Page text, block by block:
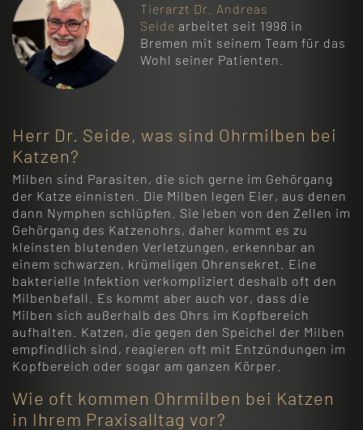
Tierarzt Dr. Andreas
Seide arbeitet seit 1998 in
Bremen mit seinem Team für das
Wohl seiner Patienten.
Herr Dr. Seide, was sind Ohrmilben bei
Katzen?
Milben sind Parasiten, die sich gerne im Gehörgang
der Katze einnisten. Die Milben legen Eier, aus denen
dann Nymphen schlüpfen. Sie leben von den Zellen im
Gehörgang des Katzenohrs, daher kommt es zu
kleinsten blutenden Verletzungen, erkennbar an
einem schwarzen, krümeligen Ohrensekret. Eine
bakterielle Infektion verkompliziert deshalb oft den
Milbenbefall. Es kommt aber auch vor, dass die
Milben sich außerhalb des Ohrs im Kopfbereich
aufhalten. Katzen, die gegen den Speichel der Milben
empfindlich sind, reagieren oft mit Entzündungen im
Kopfbereich oder sogar am ganzen Körper.
Wie oft kommen Ohrmilben bei Katzen
in Ihrem Praxisalltag vor?